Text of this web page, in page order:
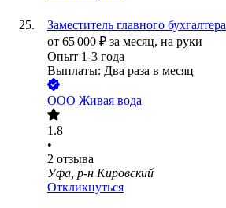
Заместитель главного бухгалтера
от 65 000 ₽ за месяц, на руки
Опыт 1-3 года
Выплаты: Два раза в месяц
ООО Живая вода
1.8
•
2 отзыва
Уфа, р-н Кировский
Откликнуться